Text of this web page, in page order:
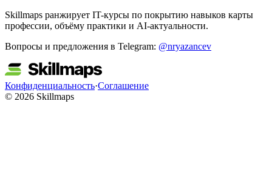
Skillmaps ранжирует IT-курсы по покрытию навыков карты
профессии, объёму практики и AI-актуальности.
Вопросы и предложения в Telegram: @nryazancev
Конфиденциальность·Соглашение
© 2026 Skillmaps